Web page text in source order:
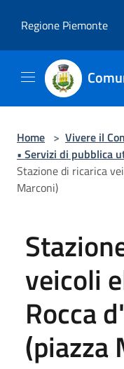
Regione Piemonte
Home > Vivere il
• Servizi di pubblica
Stazione di ricarica
Marconi)
veicoli
Rocca
(piazza